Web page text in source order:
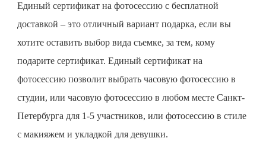
Единый сертификат на фотосессию с бесплатной
доставкой – это отличный вариант подарка, если вы
хотите оставить выбор вида съемке, за тем, кому
подарите сертификат. Единый сертификат на
фотосессию позволит выбрать часовую фотосессию в
студии, или часовую фотосессию в любом месте Санкт-
Петербурга для 1-5 участников, или фотосессию в стиле
с макияжем и укладкой для девушки.